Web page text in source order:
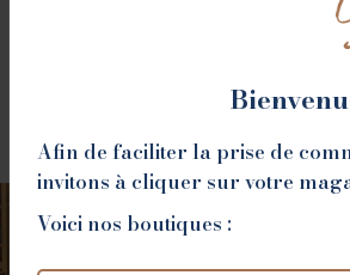
Afin de faciliter la prise de
invitons à cliquer sur votre
Voici nos boutiques :